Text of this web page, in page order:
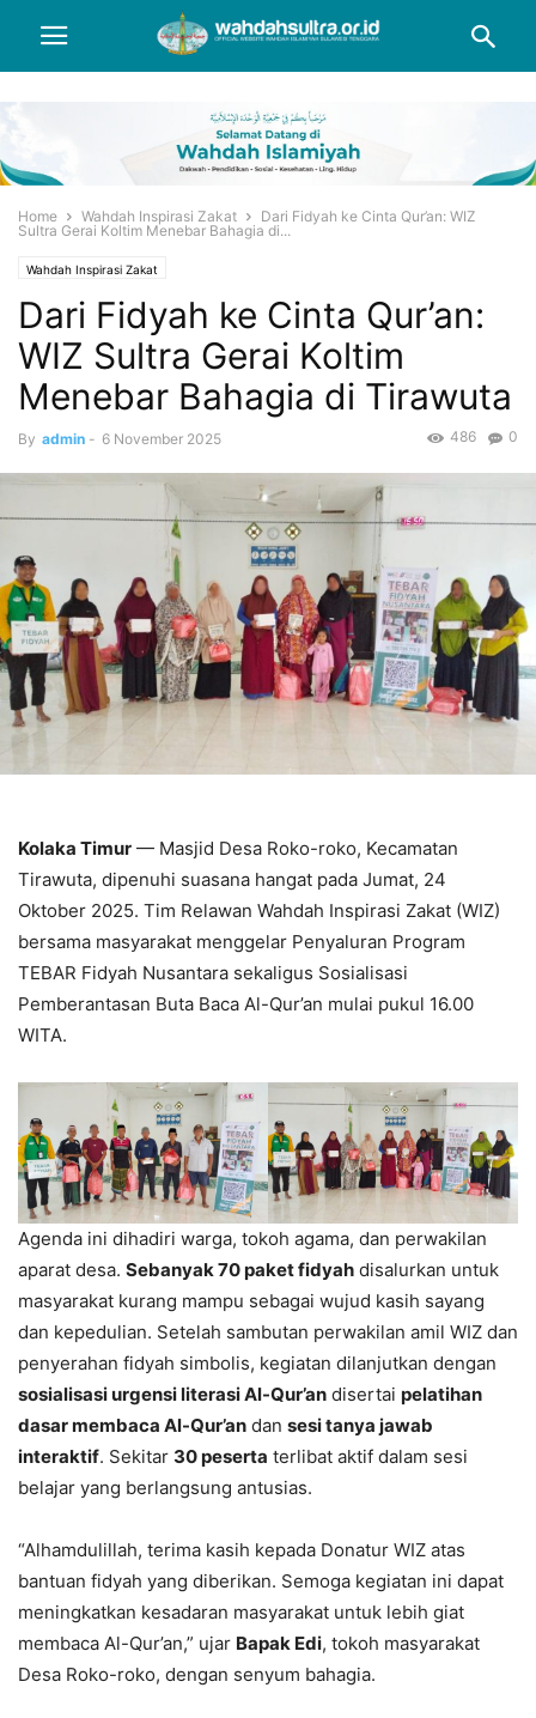
Home Wahdah Inspirasi Zakat
Dari Fidyah ke Cinta Qur’an: WIZ
Sultra Gerai Koltim Menebar Bahagia di...
Wahdah Inspirasi Zakat
Dari Fidyah ke Cinta Qur’an:
WIZ Sultra Gerai Koltim
Menebar Bahagia di Tirawuta
By admin - 6 November 2025 0
486
Kolaka Timur — Masjid Desa Roko-roko, Kecamatan
Tirawuta, dipenuhi suasana hangat pada Jumat, 24
Oktober 2025. Tim Relawan Wahdah Inspirasi Zakat (WIZ)
bersama masyarakat menggelar Penyaluran Program
TEBAR Fidyah Nusantara sekaligus Sosialisasi
Pemberantasan Buta Baca Al-Qur’an mulai pukul 16.00
WITA.
Agenda ini dihadiri warga, tokoh agama, dan perwakilan
aparat desa. Sebanyak 70 paket fidyah disalurkan untuk
masyarakat kurang mampu sebagai wujud kasih sayang
dan kepedulian. Setelah sambutan perwakilan amil WIZ dan
penyerahan fidyah simbolis, kegiatan dilanjutkan dengan
sosialisasi urgensi literasi Al-Qur’an disertai pelatihan
dasar membaca Al-Qur’an dan sesi tanya jawab
interaktif. Sekitar 30 peserta terlibat aktif dalam sesi
belajar yang berlangsung antusias.
“Alhamdulillah, terima kasih kepada Donatur WIZ atas
bantuan fidyah yang diberikan. Semoga kegiatan ini dapat
meningkatkan kesadaran masyarakat untuk lebih giat
membaca Al-Qur’an,” ujar Bapak Edi, tokoh masyarakat
Desa Roko-roko, dengan senyum bahagia.